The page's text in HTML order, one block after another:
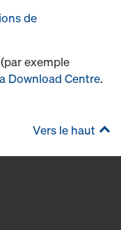
de
exemple
Download Centre.
Vers le haut